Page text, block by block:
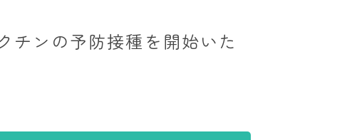
チンの予防接種を開始いた